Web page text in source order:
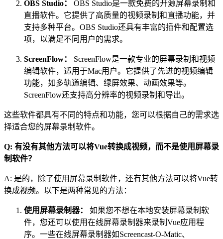
OBS Studio：
OBS Studio是一款免费的开源屏幕录制和
直播软件。它提供了高质量的视频录制和直播功能，并
支持多种平台。OBS Studio还具有丰富的插件和配置选
项，以满足不同用户的需求。
ScreenFlow：
ScreenFlow是一款专业的屏幕录制和视频
编辑软件，适用于Mac用户。它提供了先进的视频编辑
功能，如多轨道编辑、绿屏效果、动画效果等。
ScreenFlow还支持高分辨率的视频录制和导出。
这些软件都具有不同的特点和功能，您可以根据自己的需求选
择适合您的屏幕录制软件。
Q: 有没有其他方法可以将Vue转换成视频，而不是使用屏幕录
制软件？
A: 是的，除了使用屏幕录制软件，还有其他方法可以将Vue转
换成视频。以下是两种常见的方法：
使用屏幕录制器：
如果您不想在本地安装屏幕录制软
件，您还可以使用在线屏幕录制器来录制Vue应用程
序。一些在线屏幕录制器如Screencast-O-Matic、